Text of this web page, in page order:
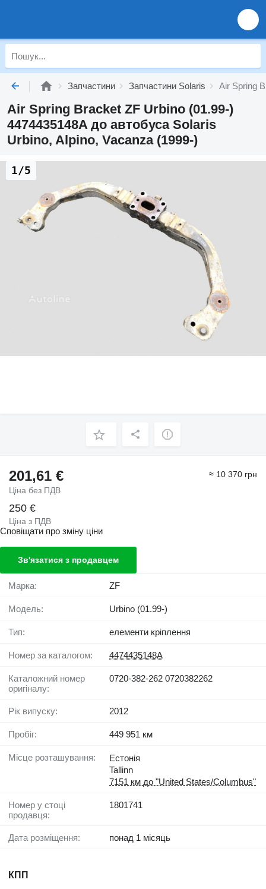
Запчастини Запчастини Solaris Air Spring
Air Spring Bracket ZF Urbino (01.99-)
4474435148A до автобуса Solaris
Urbino, Alpino, Vacanza (1999-)
1/5
201,61 €
Ціна без ПДВ
≈ 10 370 грн
250 €
Ціна з ПДВ
Сповіщати про зміну ціни
Зв'язатися з продавцем
Марка: ZF
Модель: Urbino (01.99-)
Тип: елементи кріплення
Номер за каталогом: 4474435148A
Каталожний номер
оригіналу:
0720-382-262 0720382262
Рік випуску: 2012
Пробіг: 449 951 км
Місце розташування:
Естонія
Tallinn
7151 км до "United States/Columbus"
Номер у стоці
продавця:
1801741
Дата розміщення: понад 1 місяць
КПП